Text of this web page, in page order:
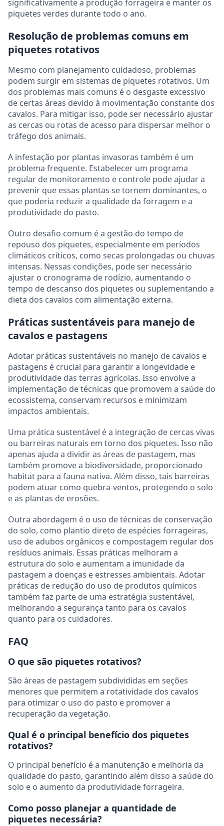
significativamente a produção forrageira e manter os
piquetes verdes durante todo o ano.
Resolução de problemas comuns em
piquetes rotativos
Mesmo com planejamento cuidadoso, problemas
podem surgir em sistemas de piquetes rotativos. Um
dos problemas mais comuns é o desgaste excessivo
de certas áreas devido à movimentação constante dos
cavalos. Para mitigar isso, pode ser necessário ajustar
as cercas ou rotas de acesso para dispersar melhor o
tráfego dos animais.
A infestação por plantas invasoras também é um
problema frequente. Estabelecer um programa
regular de monitoramento e controle pode ajudar a
prevenir que essas plantas se tornem dominantes, o
que poderia reduzir a qualidade da forragem e a
produtividade do pasto.
Outro desafio comum é a gestão do tempo de
repouso dos piquetes, especialmente em períodos
climáticos críticos, como secas prolongadas ou chuvas
intensas. Nessas condições, pode ser necessário
ajustar o cronograma de rodízio, aumentando o
tempo de descanso dos piquetes ou suplementando a
dieta dos cavalos com alimentação externa.
Práticas sustentáveis para manejo de
cavalos e pastagens
Adotar práticas sustentáveis no manejo de cavalos e
pastagens é crucial para garantir a longevidade e
produtividade das terras agrícolas. Isso envolve a
implementação de técnicas que promovem a saúde do
ecossistema, conservam recursos e minimizam
impactos ambientais.
Uma prática sustentável é a integração de cercas vivas
ou barreiras naturais em torno dos piquetes. Isso não
apenas ajuda a dividir as áreas de pastagem, mas
também promove a biodiversidade, proporcionado
habitat para a fauna nativa. Além disso, tais barreiras
podem atuar como quebra-ventos, protegendo o solo
e as plantas de erosões.
Outra abordagem é o uso de técnicas de conservação
do solo, como plantio direto de espécies forrageiras,
uso de adubos orgânicos e compostagem regular dos
resíduos animais. Essas práticas melhoram a
estrutura do solo e aumentam a imunidade da
pastagem a doenças e estresses ambientais. Adotar
práticas de redução do uso de produtos químicos
também faz parte de uma estratégia sustentável,
melhorando a segurança tanto para os cavalos
quanto para os cuidadores.
FAQ
O que são piquetes rotativos?
São áreas de pastagem subdivididas em seções
menores que permitem a rotatividade dos cavalos
para otimizar o uso do pasto e promover a
recuperação da vegetação.
Qual é o principal benefício dos piquetes
rotativos?
O principal benefício é a manutenção e melhoria da
qualidade do pasto, garantindo além disso a saúde do
solo e o aumento da produtividade forrageira.
Como posso planejar a quantidade de
piquetes necessária?